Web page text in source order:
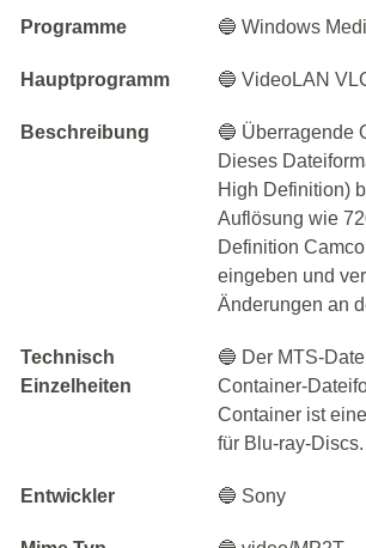
Programme 🔵 Windows
Hauptprogramm 🔵 VideoLAN
Beschreibung
🔵 Überragende
Dieses
High Definition)
Auflösung wie
Definition
eingeben und
Änderungen an
Technisch
Einzelheiten
🔵 Der MTS-
Container-
Container ist
für Blu-ray-Discs.
Entwickler 🔵 Sony